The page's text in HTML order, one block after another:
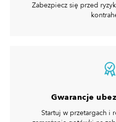
Zabezpiecz się przed
Gwarancje
Startuj w przetargach i